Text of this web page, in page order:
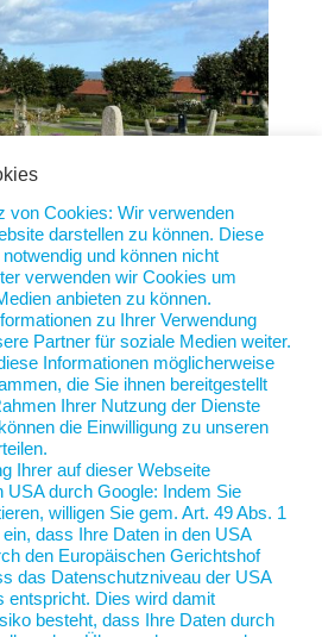
trauern
5. Nov. 2024|Diese Woche
der Todesfall. Es ist
Firmen ebenso wenig
Menschen. Ein Verwandter
immer gegangen. Wie als
Wichtigste Erkenntnis: Es gibt
von Cookies: Wir verwenden
darstellen zu können. Diese
und können nicht
verwenden wir Cookies um
anbieten zu können.
zu Ihrer Verwendung
Partner für soziale Medien weiter.
Informationen möglicherweise
die Sie ihnen bereitgestellt
Ihrer Nutzung der Dienste
die Einwilligung zu unseren
Ihrer auf dieser Webseite
USA durch Google: Indem Sie
willigen Sie gem. Art. 49 Abs. 1
dass Ihre Daten in den USA
den Europäischen Gerichtshof
das Datenschutzniveau der USA
entspricht. Dies wird damit
besteht, dass Ihre Daten durch